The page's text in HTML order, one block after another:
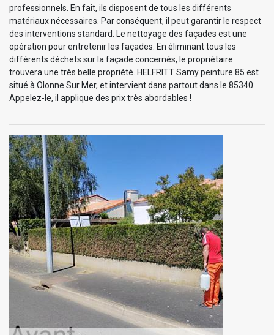
professionnels. En fait, ils disposent de tous les différents
matériaux nécessaires. Par conséquent, il peut garantir le respect
des interventions standard. Le nettoyage des façades est une
opération pour entretenir les façades. En éliminant tous les
différents déchets sur la façade concernés, le propriétaire
trouvera une très belle propriété. HELFRITT Samy peinture 85 est
situé à Olonne Sur Mer, et intervient dans partout dans le 85340.
Appelez-le, il applique des prix très abordables !